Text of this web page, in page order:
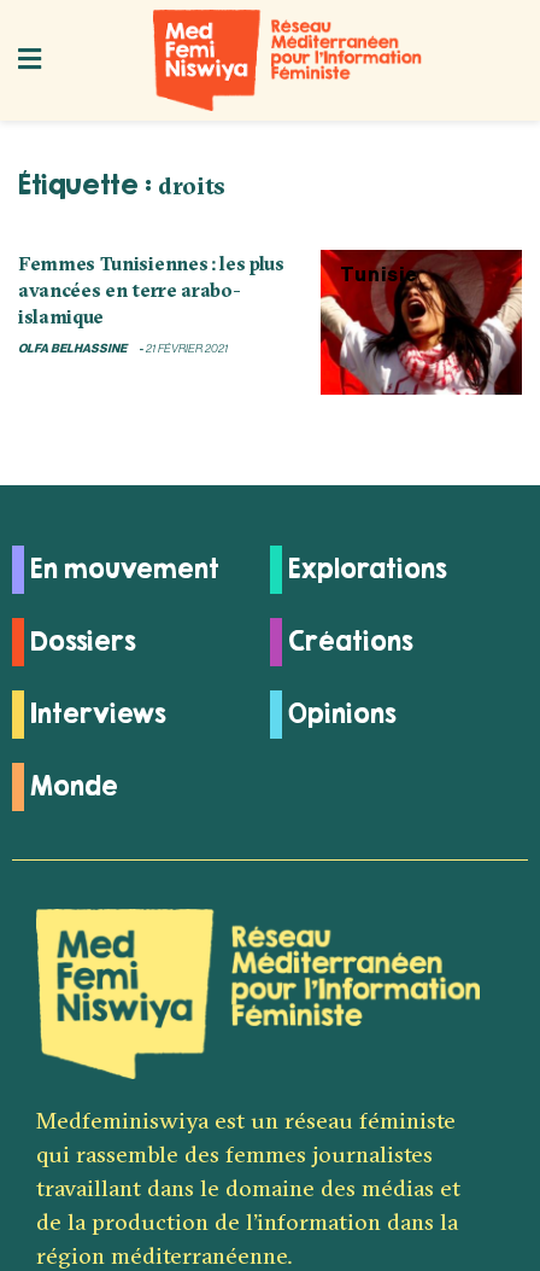
Étiquette : droits
Tunisie
Femmes Tunisiennes : les plus
avancées en terre arabo-
islamique
OLFA BELHASSINE 21 FÉVRIER 2021
En mouvement Explorations
Dossiers Créations
Interviews Opinions
Monde
Medfeminiswiya est un réseau féministe
qui rassemble des femmes journalistes
travaillant dans le domaine des médias et
de la production de l’information dans la
région méditerranéenne.